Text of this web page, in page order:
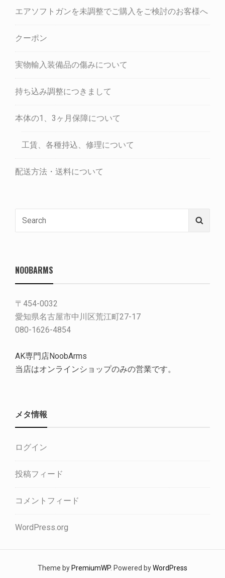
エアソフトガンを未調整でご購入をご検討のお客様へ
クーポン
実物輸入装備品の傷みについて
持ち込み調整につきまして
本体の1、3ヶ月保障について
工賃、各種持込、修理について
配送方法・送料について
NOOBARMS
〒454-0032
愛知県名古屋市中川区荒江町27-17
080-1626-4854
AK専門店NoobArms
当店はオンラインショップのみの営業です。
メタ情報
ログイン
投稿フィード
コメントフィード
WordPress.org
Theme by PremiumWP. Powered byWordPress